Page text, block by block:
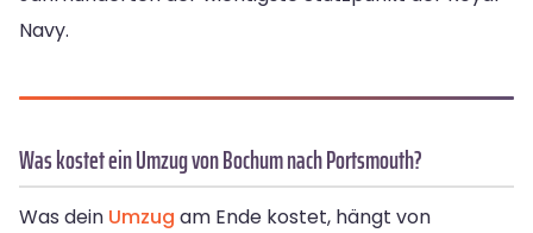
Navy.
Was kostet ein Umzug von Bochum nach Portsmouth?
Was dein Umzug am Ende kostet, hängt von